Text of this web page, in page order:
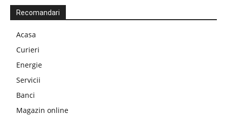
Recomandari
Acasa
Curieri
Energie
Servicii
Banci
Magazin online